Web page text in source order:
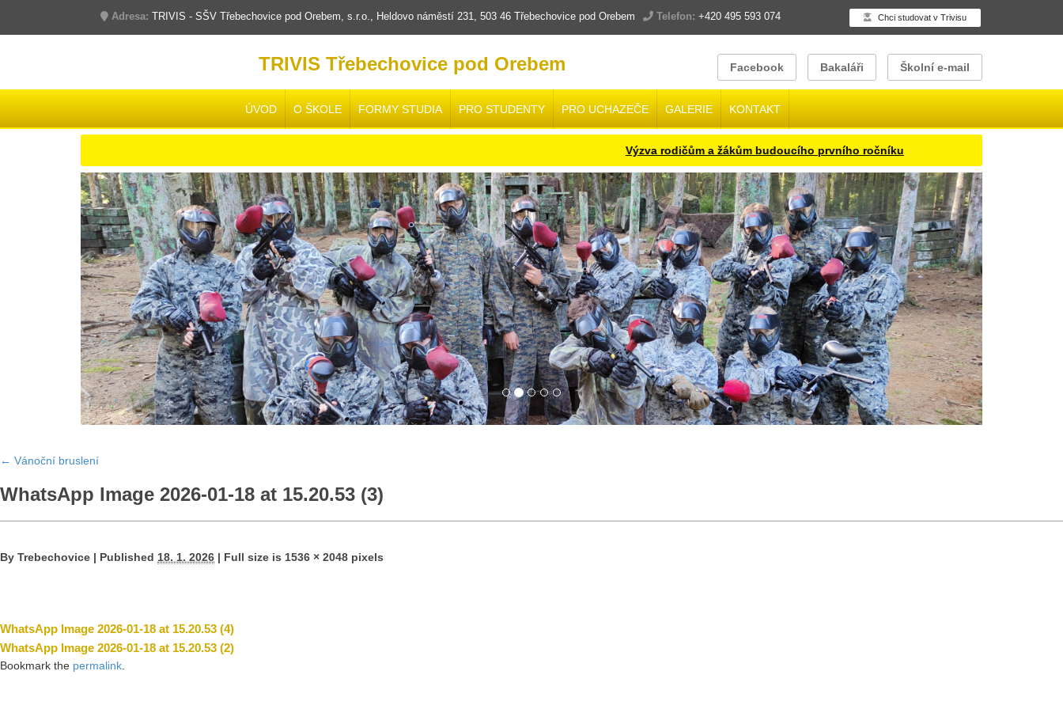
Adresa: TRIVIS - SŠV Třebechovice pod Orebem, s.r.o., Heldovo náměstí 231, 503 46 Třebechovice pod Orebem Telefon: +420 495 593 074 Chci studovat v Trivisu
TRIVIS Třebechovice pod Orebem Facebook Bakaláři Školní e-mail
ÚVOD O ŠKOLE FORMY STUDIA PRO STUDENTY PRO UCHAZEČE GALERIE KONTAKT
Výzva rodičům a žákům budoucího prvního ročníku
← Vánoční bruslení
WhatsApp Image 2026-01-18 at 15.20.53 (3)
By Trebechovice | Published 18. 1. 2026 | Full size is 1536 × 2048 pixels
WhatsApp Image 2026-01-18 at 15.20.53 (4)
WhatsApp Image 2026-01-18 at 15.20.53 (2)
Bookmark the permalink